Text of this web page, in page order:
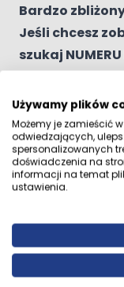
Bardzo
Jeśli chcesz
szukaj
CHARAKTERYSTYKA
Płynna
Po wyschnięciu
Do uszczelniania
Preparat
Odporna na
Nie blaknie, trwały
Kolory wg palety
Odporna na
Używamy plików
Możemy je zamieścić
odwiedzających,
spersonalizowanych
doświadczenia na
informacji na temat
ustawienia.